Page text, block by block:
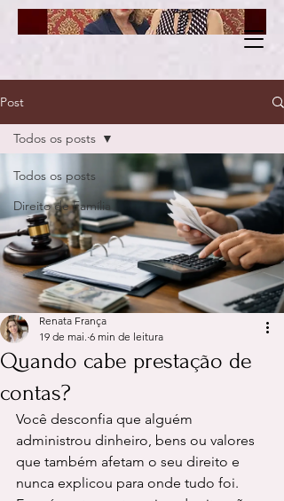
Post
Todos os posts
Direito de Família
Todos os posts
Quando cabe prestação de
contas?
Renata França
19 de mai. 6 min de leitura
Você desconfia que alguém
administrou dinheiro, bens ou valores
que também afetam o seu direito e
nunca explicou para onde tudo foi.